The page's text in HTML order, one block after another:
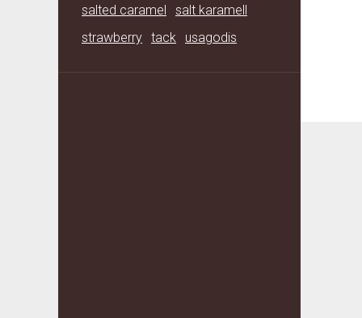
salted caramel
salt karamell
strawberry tack usagodis